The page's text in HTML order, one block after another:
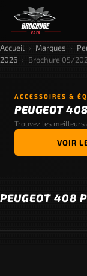
Accueil › Marques ›
2026 › Brochure 05/
ACCESSOIRES &
PEUGEOT 408
Trouvez les
VOIR
PEUGEOT 408